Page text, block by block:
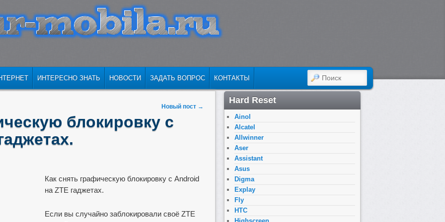
ИНТЕРЕСНО ЗНАТЬ НОВОСТИ ЗАДАТЬ ВОПРОС КОНТАКТЫ ПОИСК
Новый пост →
блокировку с
Как снять графическую блокировку с Android
на ZTE гаджетах.
Если вы случайно заблокировали своё ZTE
Hard Reset
Ainol
Alcatel
Allwinner
Aser
Assistant
Asus
Digma
Explay
Fly
HTC